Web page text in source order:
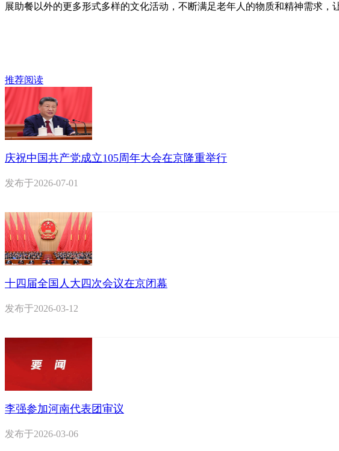
展助餐以外的更多形式多样的文化活动，不断满足老年人的物质和精神需求，
推荐阅读
庆祝中国共产党成立105周年大会在京隆重举行
发布于2026-07-01
十四届全国人大四次会议在京闭幕
发布于2026-03-12
李强参加河南代表团审议
发布于2026-03-06